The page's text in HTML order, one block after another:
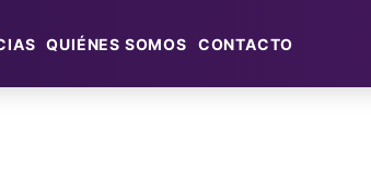
QUIÉNES SOMOS CONTACTO